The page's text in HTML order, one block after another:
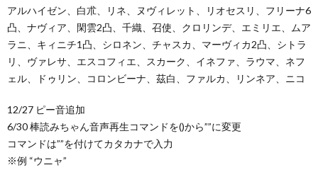
アルハイゼン、白朮、リネ、ヌヴィレット、リオセスリ、フリーナ6
凸、ナヴィア、閑雲2凸、千織、召使、クロリンデ、エミリエ、ムア
ラニ、キィニチ1凸、シロネン、チャスカ、マーヴィカ2凸、シトラ
リ、ヴァレサ、エスコフィエ、スカーク、イネファ、ラウマ、ネフ
ェル、ドゥリン、コロンビーナ、茲白、ファルカ、リンネア、ニコ
12/27 ピー音追加
6/30 棒読みちゃん音声再生コマンドを()から””に変更
コマンドは””を付けてカタカナで入力
※例 “ウニャ”